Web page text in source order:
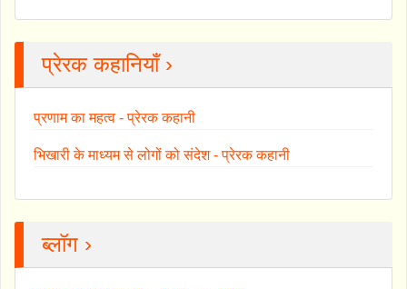
प्रेरक कहानियाँ ›
प्रणाम का महत्व - प्रेरक कहानी
भिखारी के माध्यम से लोगों को संदेश - प्रेरक कहानी
ब्लॉग ›